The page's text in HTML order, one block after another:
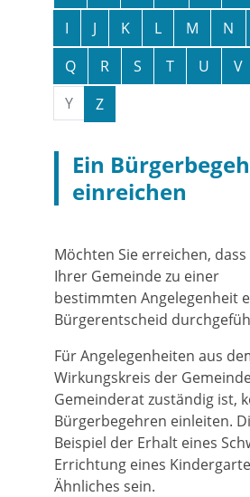
I
J K L M N
Q
R S T U V
Y
Z
Ein
einreichen
Möchten Sie erreichen, dass
Ihrer Gemeinde zu einer
bestimmten Angelegenheit
Bürgerentscheid
Für Angelegenheiten aus
Wirkungskreis der
Gemeinderat zuständig ist,
Bürgerbegehren einleiten.
Beispiel der Erhalt eines
Errichtung eines
Ähnliches sein.